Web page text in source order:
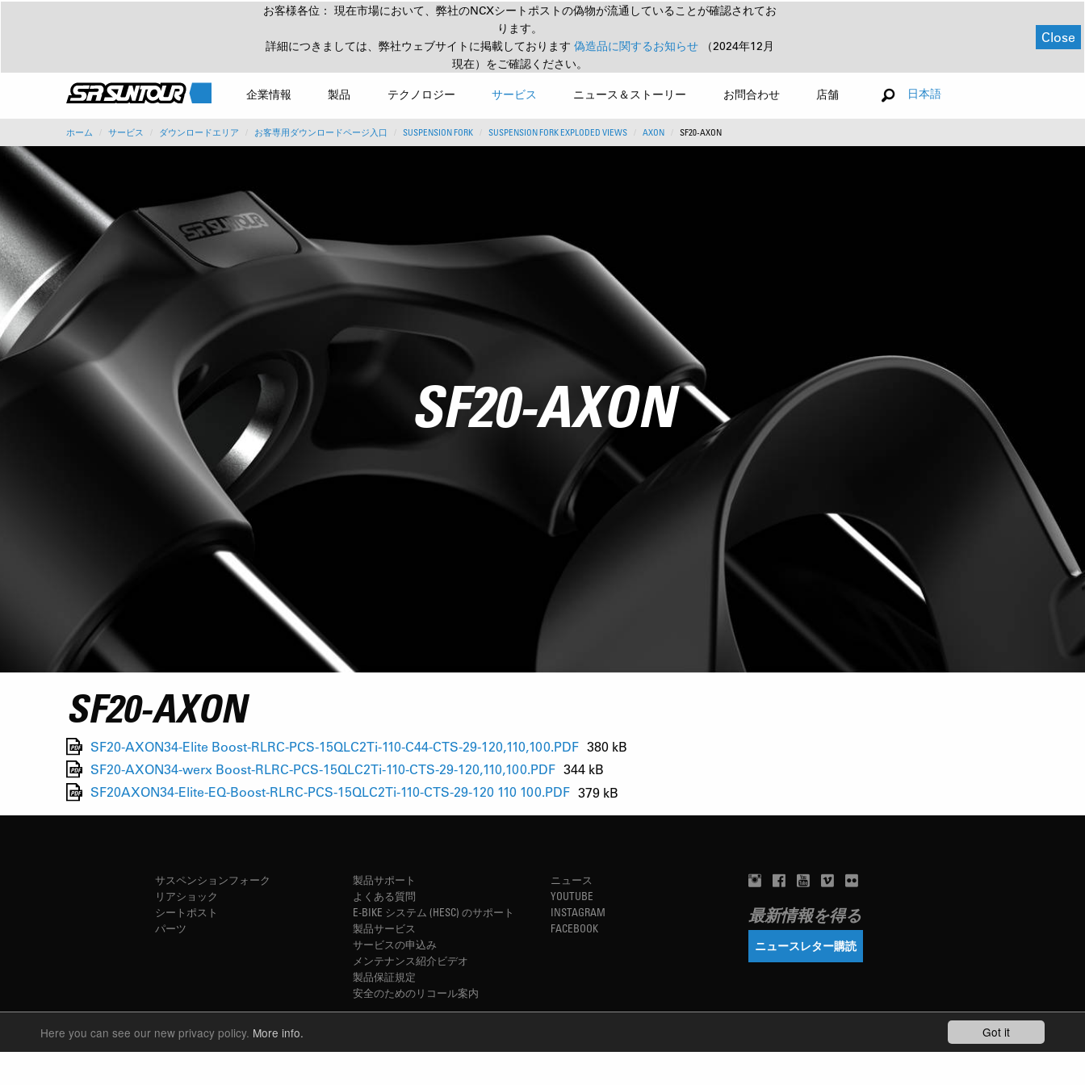
Got it
Here you can see our new privacy policy. More info.
お客様各位： 現在市場において、弊社のNCXシートポストの偽物が流通していることが確認されてお
ります。
詳細につきましては、弊社ウェブサイトに掲載しております 偽造品に関するお知らせ
（2024年12月
現在）をご確認ください。
Close
企業情報 製品 テクノロジー サービス ニュース＆ストーリー お問合わせ 店舗 日本語
ホーム サービス ダウンロードエリア お客専用ダウンロードページ入口 SUSPENSION FORK SUSPENSION FORK EXPLODED VIEWS AXON SF20-AXON
SF20-AXON
SF20-AXON
SF20-AXON34-Elite Boost-RLRC-PCS-15QLC2Ti-110-C44-CTS-29-120,110,100.PDF 380 kB
SF20-AXON34-werx Boost-RLRC-PCS-15QLC2Ti-110-CTS-29-120,110,100.PDF 344 kB
SF20AXON34-Elite-EQ-Boost-RLRC-PCS-15QLC2Ti-110-CTS-29-120 110 100.PDF 379 kB
サスペンションフォーク
リアショック
シートポスト
パーツ
製品サポート
よくある質問
E-BIKE システム (HESC) のサポート
製品サービス
サービスの申込み
メンテナンス紹介ビデオ
製品保証規定
安全のためのリコール案内
ニュース
YOUTUBE
INSTAGRAM
FACEBOOK
最新情報を得る
ニュースレター購読